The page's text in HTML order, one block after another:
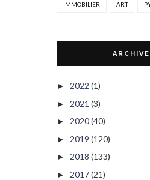
IMMOBILIER ART
► 2022 (1)
► 2021 (3)
► 2020(40)
► 2019 (120)
► 2018 (133)
► 2017(21)